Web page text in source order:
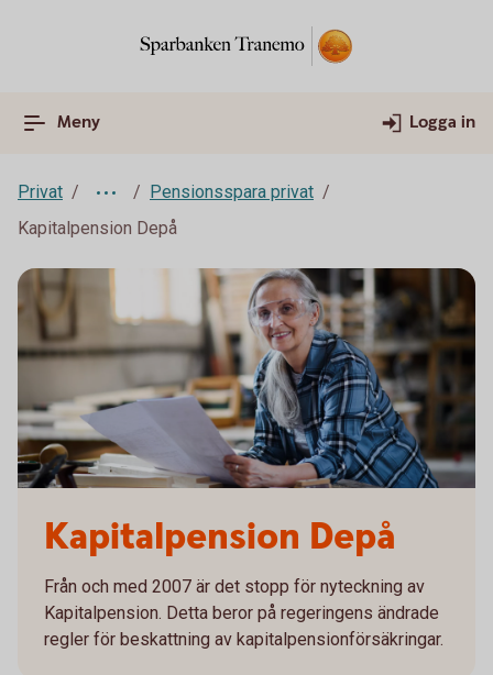
Meny Logga in
Privat
Pensionsspara privat
Kapitalpension Depå
Kapitalpension Depå
Från och med 2007 är det stopp för nyteckning av
Kapitalpension. Detta beror på regeringens ändrade
regler för beskattning av kapitalpensionförsäkringar.